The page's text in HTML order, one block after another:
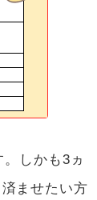
しかも3ヵ
ませたい方